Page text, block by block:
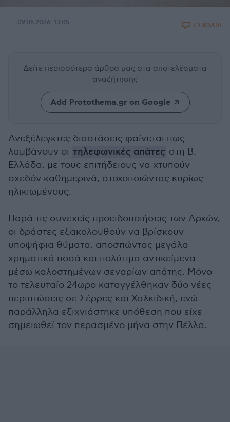
09.06.2026, 13:05 7 ΣΧΟΛΙΑ
Δείτε περισσότερα άρθρα μας στα αποτελέσματα
αναζήτησης
Add Protothema.gr on Google
Ανεξέλεγκτες διαστάσεις φαίνεται πως
λαμβάνουν οι τηλεφωνικές απάτες στη Β.
Ελλάδα, με τους επιτήδειους να χτυπούν
σχεδόν καθημερινά, στοχοποιώντας κυρίως
ηλικιωμένους.
Παρά τις συνεχείς προειδοποιήσεις των Αρχών,
οι δράστες εξακολουθούν να βρίσκουν
υποψήφια θύματα, αποσπώντας μεγάλα
χρηματικά ποσά και πολύτιμα αντικείμενα
μέσω καλοστημένων σεναρίων απάτης. Μόνο
το τελευταίο 24ωρο καταγγέλθηκαν δύο νέες
περιπτώσεις σε Σέρρες και Χαλκιδική, ενώ
παράλληλα εξιχνιάστηκε υπόθεση που είχε
σημειωθεί τον περασμένο μήνα στην Πέλλα.